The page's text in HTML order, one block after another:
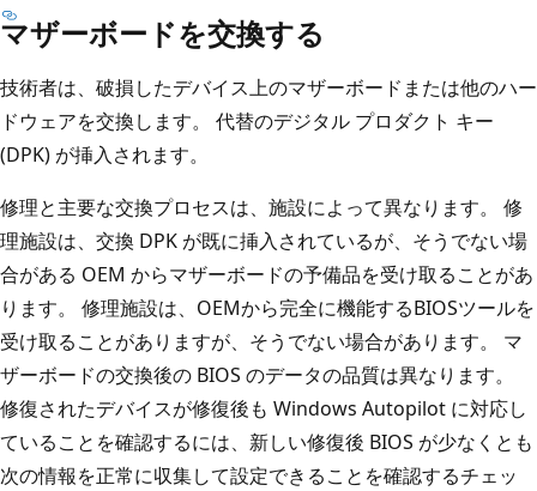
マザーボードを交換する
技術者は、破損したデバイス上のマザーボードまたは他のハー
ドウェアを交換します。 代替のデジタル プロダクト キー
(DPK) が挿入されます。
修理と主要な交換プロセスは、施設によって異なります。 修
理施設は、交換 DPK が既に挿入されているが、そうでない場
合がある OEM からマザーボードの予備品を受け取ることがあ
ります。 修理施設は、OEMから完全に機能するBIOSツールを
受け取ることがありますが、そうでない場合があります。 マ
ザーボードの交換後の BIOS のデータの品質は異なります。
修復されたデバイスが修復後も Windows Autopilot に対応し
ていることを確認するには、新しい修復後 BIOS が少なくとも
次の情報を正常に収集して設定できることを確認するチェッ